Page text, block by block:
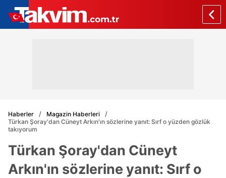
Haberler
Magazin Haberleri
Türkan Şoray'dan Cüneyt Arkın'ın sözlerine yanıt: Sırf o yüzden gözlük
takıyorum
Türkan Şoray'dan Cüneyt
Arkın'ın sözlerine yanıt: Sırf o